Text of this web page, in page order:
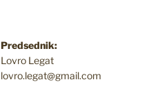
Predsednik:
Lovro Legat
lovro.legat@gmail.com